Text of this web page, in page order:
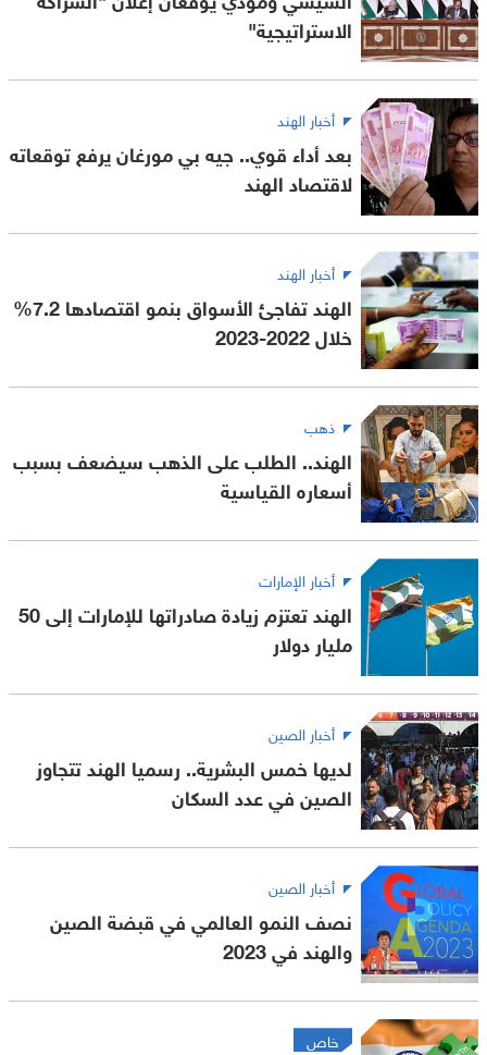
الاستراتيجية"
أخبار الهند
بعد أداء قوي.. جيه بي مورغان يرفع توقعاته
لاقتصاد الهند
أخبار الهند
الهند تفاجئ الأسواق بنمو اقتصادها 7.2%
خلال 2022-2023
ذهب
الهند.. الطلب على الذهب سيضعف بسبب
أسعاره القياسية
أخبار الإمارات
الهند تعتزم زيادة صادراتها للإمارات إلى 50
مليار دولار
أخبار الصين
لديها خمس البشرية.. رسميا الهند تتجاوز
الصين في عدد السكان
أخبار الصين
نصف النمو العالمي في قبضة الصين
والهند في 2023
خاص